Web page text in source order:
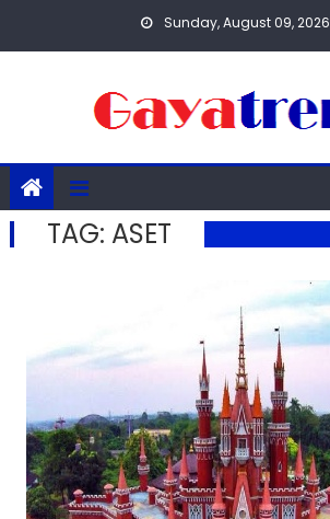
Sunday, August 09, 2026
TAG: ASET